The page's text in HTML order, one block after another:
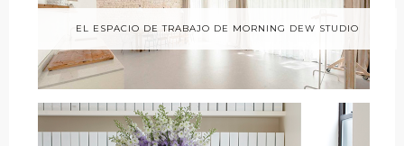
EL ESPACIO DE TRABAJO DE MORNING DEW STUDIO